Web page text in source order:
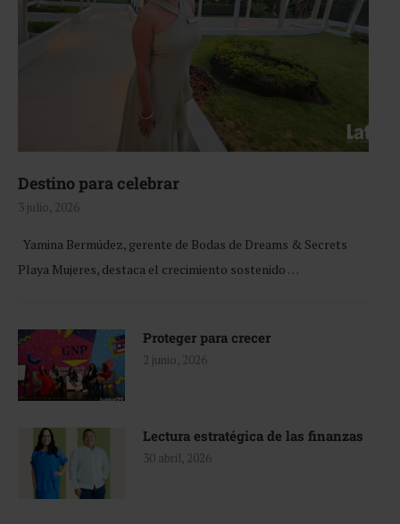
Destino para celebrar
3 julio, 2026
Yamina Bermúdez, gerente de Bodas de Dreams & Secrets
Playa Mujeres, destaca el crecimiento sostenido …
Proteger para crecer
2 junio, 2026
Lectura estratégica de las finanzas
30 abril, 2026